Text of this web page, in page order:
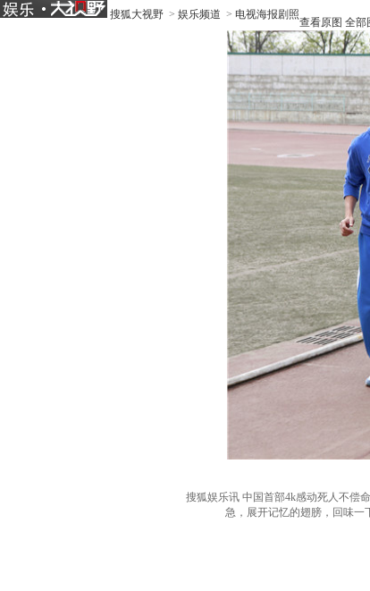
搜狐大视野 > 娱乐频道 > 电视海报剧照
查看原图 全部
搜狐娱乐讯 中国首部4k感动死人不偿
急，展开记忆的翅膀，回味